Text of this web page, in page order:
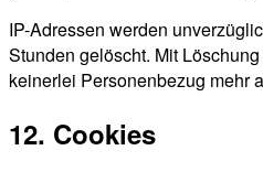
IP-Adressen werden
Stunden gelöscht. Mit
keinerlei Personenbezug mehr
12. Cookies